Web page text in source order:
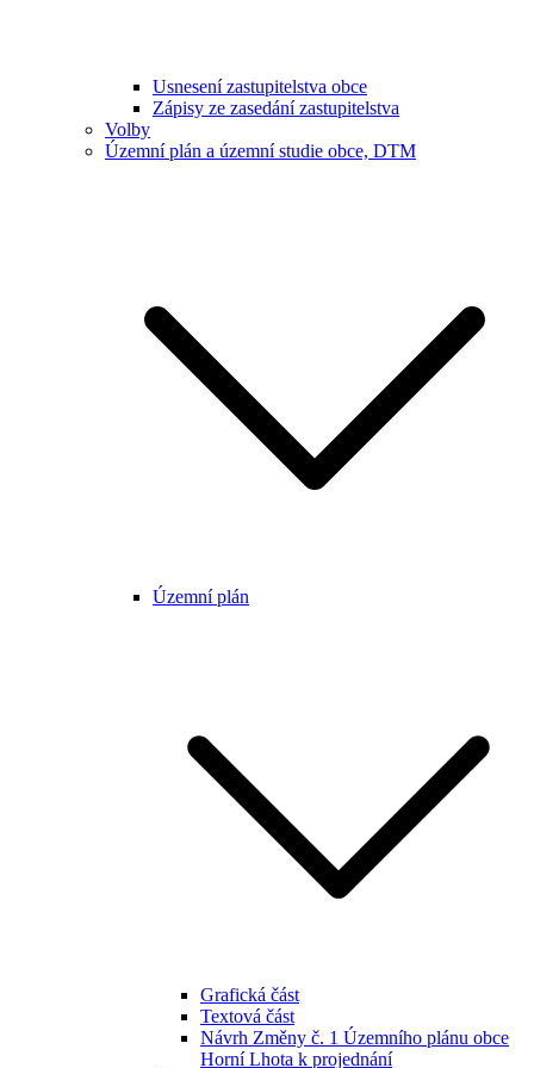
Usnesení zastupitelstva obce
Zápisy ze zasedání zastupitelstva
Volby
Územní plán a územní studie obce, DTM
Územní plán
Grafická část
Textová část
Návrh Změny č. 1 Územního plánu obce
Horní Lhota k projednání